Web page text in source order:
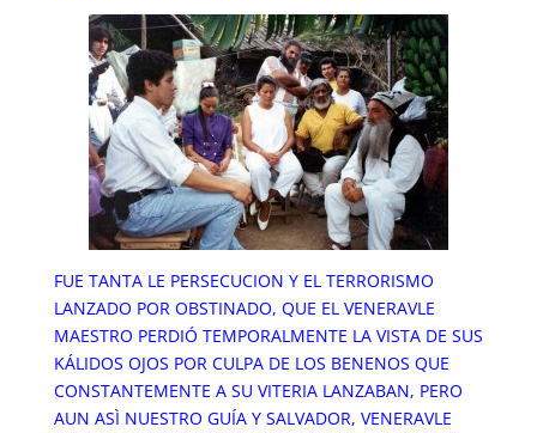
FUE TANTA LE PERSECUCION Y EL TERRORISMO
LANZADO POR OBSTINADO, QUE EL VENERAVLE
MAESTRO PERDIÓ TEMPORALMENTE LA VISTA DE SUS
KÁLIDOS OJOS POR CULPA DE LOS BENENOS QUE
CONSTANTEMENTE A SU VITERIA LANZABAN, PERO
AUN ASÌ NUESTRO GUÍA Y SALVADOR, VENERAVLE